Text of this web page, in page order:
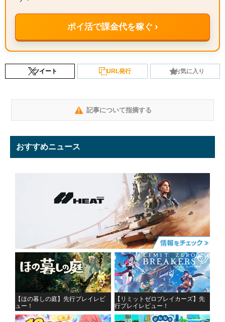
ポイ活で課金代を稼ぐ ›
ツイート URL発行 お気に入り
記事について指摘する
おすすめニュース
【ほの暮しの庭】先行プレイレビ
ュー！
【リミットゼロブレイカーズ】先
行プレイレビュー！